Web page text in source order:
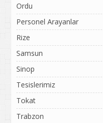
Ordu
Personel Arayanlar
Rize
Samsun
Sinop
Tesislerimiz
Tokat
Trabzon